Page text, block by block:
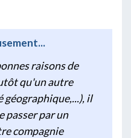
raisons de
qu'un autre
géographique,...), il
passer par un
compagnie